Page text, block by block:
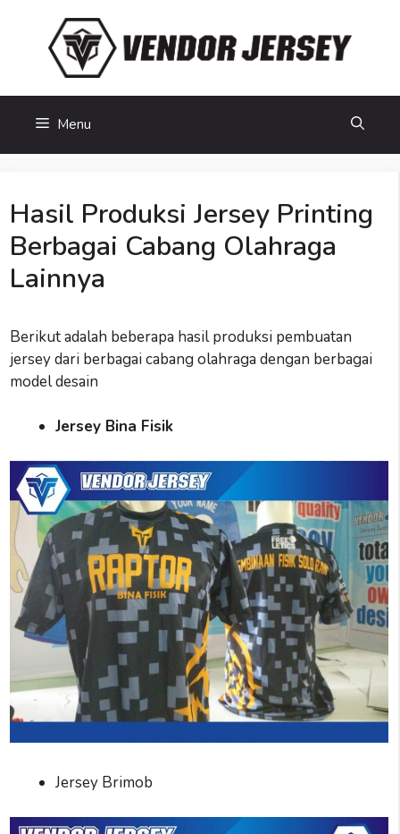
content
Menu
Hasil Produksi Jersey Printing
Berbagai Cabang Olahraga
Lainnya
Berikut adalah beberapa hasil produksi pembuatan
jersey dari berbagai cabang olahraga dengan berbagai
model desain
Jersey Bina Fisik
Jersey Brimob